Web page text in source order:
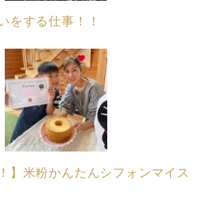
をする仕事！！
】米粉かんたんシフォンマイス